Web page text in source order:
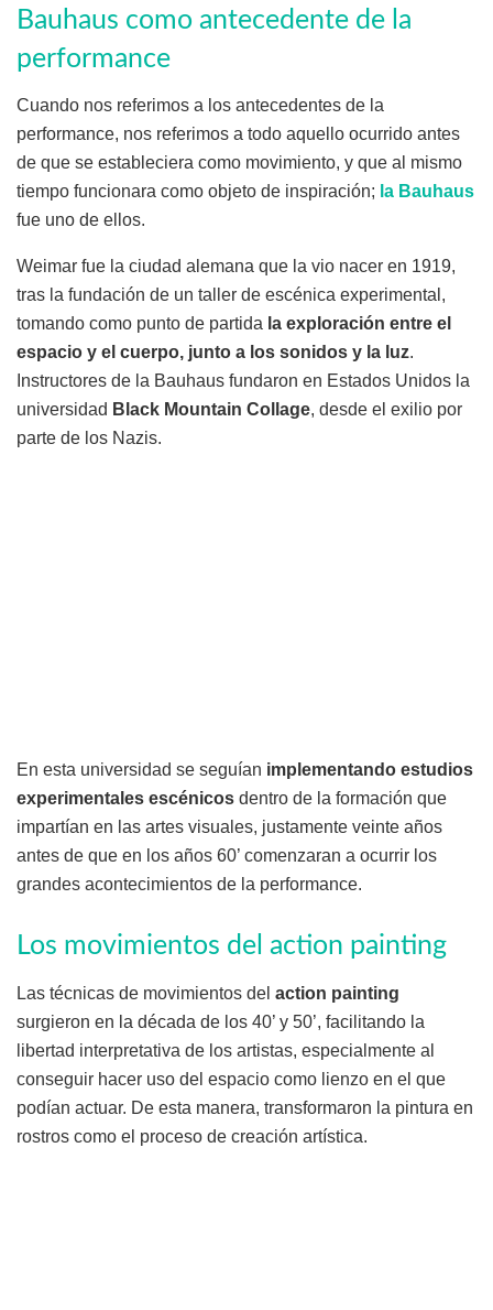
Bauhaus como antecedente de la
performance
Cuando nos referimos a los antecedentes de la
performance, nos referimos a todo aquello ocurrido antes
de que se estableciera como movimiento, y que al mismo
tiempo funcionara como objeto de inspiración; la Bauhaus
fue uno de ellos.
Weimar fue la ciudad alemana que la vio nacer en 1919,
tras la fundación de un taller de escénica experimental,
tomando como punto de partida la exploración entre el
espacio y el cuerpo, junto a los sonidos y la luz.
Instructores de la Bauhaus fundaron en Estados Unidos la
universidad Black Mountain Collage, desde el exilio por
parte de los Nazis.
En esta universidad se seguían implementando estudios
experimentales escénicos dentro de la formación que
impartían en las artes visuales, justamente veinte años
antes de que en los años 60’ comenzaran a ocurrir los
grandes acontecimientos de la performance.
Los movimientos del action painting
Las técnicas de movimientos del action painting
surgieron en la década de los 40’ y 50’, facilitando la
libertad interpretativa de los artistas, especialmente al
conseguir hacer uso del espacio como lienzo en el que
podían actuar. De esta manera, transformaron la pintura en
rostros como el proceso de creación artística.